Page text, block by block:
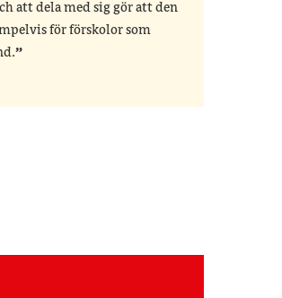
att dela med sig gör att den
för förskolor som